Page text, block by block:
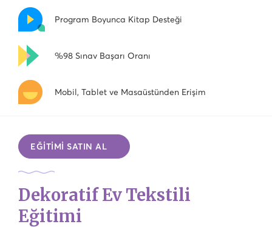
Program Boyunca Kitap Desteği
%98 Sınav Başarı Oranı
Mobil, Tablet ve Masaüstünden Erişim
EĞİTİMİ SATIN AL
Dekoratif Ev Tekstili
Eğitimi